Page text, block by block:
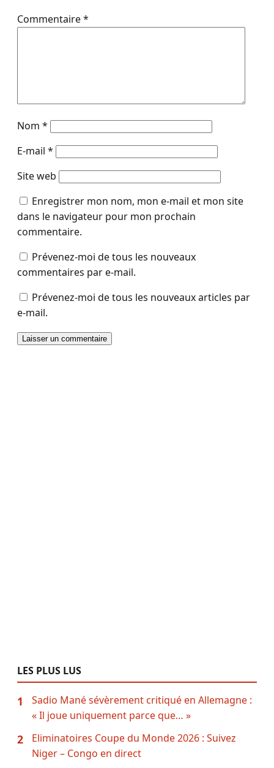
Commentaire*
Nom *
E-mail *
Site web
Enregistrer mon nom, mon e-mail et mon site
dans le navigateur pour mon prochain
commentaire.
Prévenez-moi de tous les nouveaux
commentaires par e-mail.
Prévenez-moi de tous les nouveaux articles par
e-mail.
LES PLUS LUS
1
Sadio Mané sévèrement critiqué en Allemagne :
« Il joue uniquement parce que… »
2
Eliminatoires Coupe du Monde 2026 : Suivez
Niger – Congo en direct